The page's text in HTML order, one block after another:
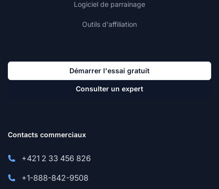
Logiciel de parrainage
Outils d'affiliation
Démarrer l'essai gratuit
Consulter un expert
Contacts commerciaux
+421 2 33 456 826
+1-888-842-9508